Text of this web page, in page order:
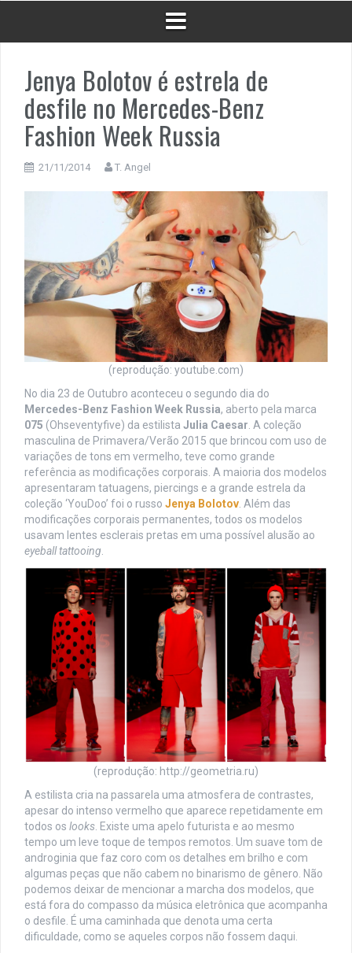
Jenya Bolotov é estrela de
desfile no Mercedes-Benz
Fashion Week Russia
21/11/2014 T. Angel
(reprodução: youtube.com)
No dia 23 de Outubro aconteceu o segundo dia do
Mercedes-Benz Fashion Week Russia, aberto pela marca
075 (Ohseventyfive) da estilista Julia Caesar . A coleção
masculina de Primavera/Verão 2015 que brincou com uso de
variações de tons em vermelho, teve como grande
referência as modificações corporais. A maioria dos modelos
apresentaram tatuagens, piercings e a grande estrela da
coleção ‘YouDoo’ foi o russo Jenya Bolotov . Além das
modificações corporais permanentes, todos os modelos
usavam lentes esclerais pretas em uma possível alusão ao
eyeball tattooing
(reprodução: http://geometria.ru)
A estilista cria na passarela uma atmosfera de contrastes,
apesar do intenso vermelho que aparece repetidamente em
todos os looks. Existe uma apelo futurista e ao mesmo
tempo um leve toque de tempos remotos. Um suave tom de
androginia que faz coro com os detalhes em brilho e com
algumas peças que não cabem no binarismo de gênero. Não
podemos deixar de mencionar a marcha dos modelos, que
está fora do compasso da música eletrônica que acompanha
o desfile. É uma caminhada que denota uma certa
dificuldade, como se aqueles corpos não fossem daqui.